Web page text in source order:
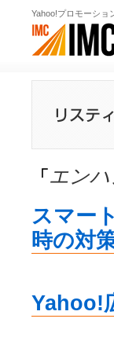
Yahoo!プロモーショ
「 エン
スマー
時の対
Yahoo!